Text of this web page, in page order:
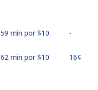
59 min por ⁦$10⁩ -
62 min por ⁦$10⁩ ⁦16¢⁩